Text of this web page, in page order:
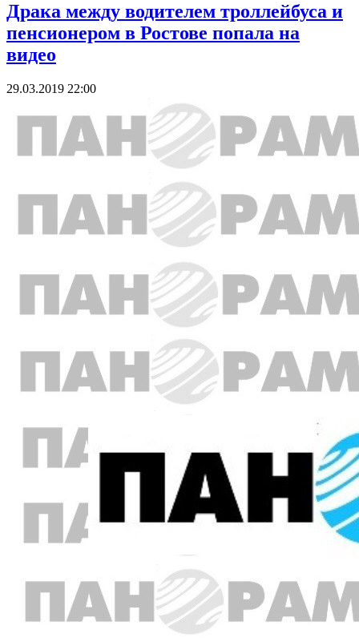
Драка между водителем троллейбуса и
пенсионером в Ростове попала на
видео
29.03.2019 22:00